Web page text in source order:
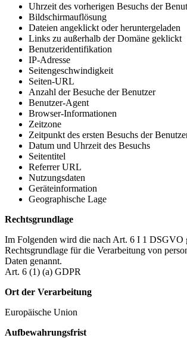
Uhrzeit des vorherigen Besuchs der
Bildschirmauflösung
Dateien angeklickt oder heruntergeladen
Links zu außerhalb der Domäne geklickt
Benutzeridentifikation
IP-Adresse
Seitengeschwindigkeit
Seiten-URL
Anzahl der Besuche der Benutzer
Benutzer-Agent
Browser-Informationen
Zeitzone
Zeitpunkt des ersten Besuchs der
Datum und Uhrzeit des Besuchs
Seitentitel
Referrer URL
Nutzungsdaten
Geräteinformation
Geographische Lage
Rechtsgrundlage
Im Folgenden wird die nach Art. 6 I 1 DSGVO
Rechtsgrundlage für die Verarbeitung von
Daten genannt.
Art. 6 (1) (a) GDPR
Ort der Verarbeitung
Europäische Union
Aufbewahrungsfrist